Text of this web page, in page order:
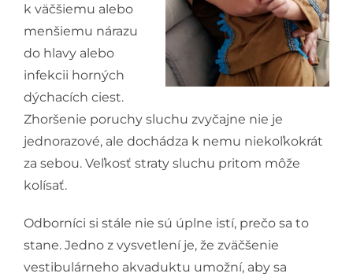
k väčšiemu alebo
menšiemu nárazu
do hlavy alebo
infekcii horných
dýchacích ciest.
Zhoršenie poruchy sluchu zvyčajne nie je
jednorazové, ale dochádza k nemu niekoľkokrát
za sebou. Veľkosť straty sluchu pritom môže
kolísať.
Odborníci si stále nie sú úplne istí, prečo sa to
stane. Jedno z vysvetlení je, že zväčšenie
vestibulárneho akvaduktu umožní, aby sa